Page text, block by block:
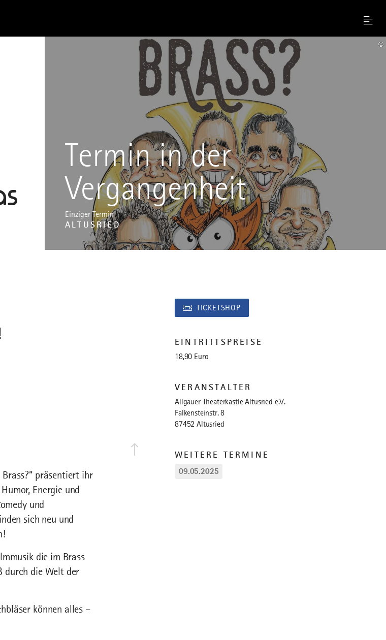
Menu
Termin in der
Vergangenheit
Einziger Termin
ALTUSRIED
©
präsentiert ihr
Energie und
und
sich neu und
die im Brass
durch die Welt der
können alles –
TICKETSHOP
EINTRITTSPREISE
18,90 Euro
VERANSTALTER
Allgäuer Theaterkästle Altusried e.V.
Falkensteinstr. 8
87452 Altusried
WEITERE TERMINE
09.05.2025